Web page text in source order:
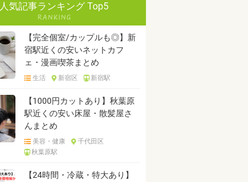
人気記事ランキング Top5
【完全個室/カップルも◎】新
宿駅近くの安いネットカフ
ェ・漫画喫茶まとめ
生活 新宿区 新宿駅
【1000円カットあり】秋葉原
駅近くの安い床屋・散髪屋さ
んまとめ
美容・健康
千代田区
秋葉原駅
【24時間・冷蔵・特大あり】